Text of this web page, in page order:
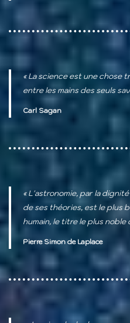
« La science est une chose
entre les mains des seuls
Carl Sagan
« L'astronomie, par la
de ses théories, est le plus
humain, le titre le plus noble
Pierre Simon de Laplace